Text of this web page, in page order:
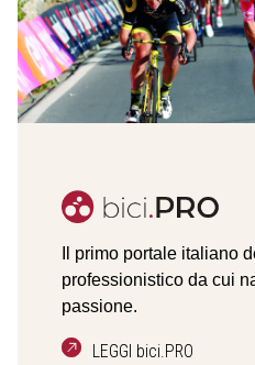
Il primo portale italiano
professionistico da cui
passione.
LEGGI bici.PRO